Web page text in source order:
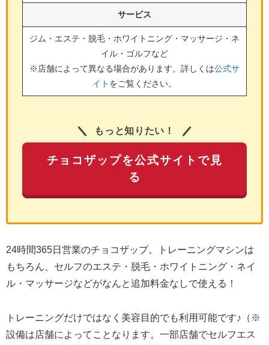
サービス
ジム・エステ・脱毛・ホワイトニング・マッサージ・ネ
イル・ゴルフなど
※店舗によって異なる場合があります。詳しくは公式サ
イト をご覧ください。
もっと知りたい！
チョコザップを公式サイトで見
る
24時間365日営業のチョコザップ。トレーニングマシンは
もちろん、セルフのエステ・脱毛・ホワイトニング・ネイ
ル・マッサージなどがなんと追加料金なしで使える！
トレーニングだけではなく美容目的でも利用可能です♪（※
設備は店舗によってことなります。一部店舗でセルフエス